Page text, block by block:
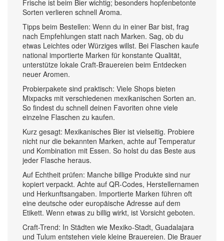
Frische ist beim Bier wichtig; besonders hopfenbetonte
Sorten verlieren schnell Aroma.
Tipps beim Bestellen: Wenn du in einer Bar bist, frag
nach Empfehlungen statt nach Marken. Sag, ob du
etwas Leichtes oder Würziges willst. Bei Flaschen kaufe
national importierte Marken für konstante Qualität,
unterstütze lokale Craft-Brauereien beim Entdecken
neuer Aromen.
Probierpakete sind praktisch: Viele Shops bieten
Mixpacks mit verschiedenen mexikanischen Sorten an.
So findest du schnell deinen Favoriten ohne viele
einzelne Flaschen zu kaufen.
Kurz gesagt: Mexikanisches Bier ist vielseitig. Probiere
nicht nur die bekannten Marken, achte auf Temperatur
und Kombination mit Essen. So holst du das Beste aus
jeder Flasche heraus.
Auf Echtheit prüfen: Manche billige Produkte sind nur
kopiert verpackt. Achte auf QR-Codes, Herstellernamen
und Herkunftsangaben. Importierte Marken führen oft
eine deutsche oder europäische Adresse auf dem
Etikett. Wenn etwas zu billig wirkt, ist Vorsicht geboten.
Craft-Trend: In Städten wie Mexiko-Stadt, Guadalajara
und Tulum entstehen viele kleine Brauereien. Die Brauer